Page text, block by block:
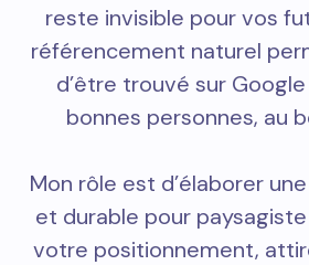
reste invisible pour vos
référencement naturel
d’être trouvé sur Google
bonnes personnes, au
Mon rôle est d’élaborer
et durable pour
votre positionnement,